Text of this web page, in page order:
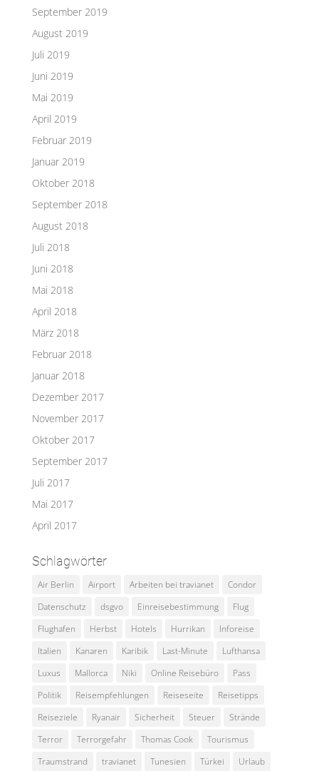
September 2019
August 2019
Juli 2019
Juni 2019
Mai 2019
April 2019
Februar 2019
Januar 2019
Oktober 2018
September 2018
August 2018
Juli 2018
Juni 2018
Mai 2018
April 2018
März 2018
Februar 2018
Januar 2018
Dezember 2017
November 2017
Oktober 2017
September 2017
Juli 2017
Mai 2017
April 2017
Schlagwörter
Air Berlin Airport Arbeiten bei travianet
Condor
Datenschutz
dsgvo Einreisebestimmung
Flug
Flughafen
Herbst Hotels Hurrikan
Inforeise
Italien
Kanaren Karibik Last-Minute
Lufthansa
Luxus
Mallorca Niki Online Reisebüro
Pass
Politik
Reisempfehlungen Reiseseite
Reisetipps
Reiseziele
Ryanair Sicherheit Steuer
Strände
Terror
Terrorgefahr Thomas Cook
Tourismus
Traumstrand
travianet Tunesien Türkei
Urlaub